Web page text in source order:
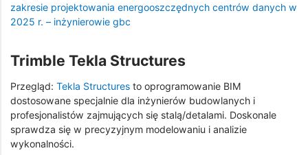
zakresie projektowania energooszczędnych centrów danych w
2025 r. – inżynierowie gbc
Trimble Tekla Structures
Przegląd: Tekla Structures to oprogramowanie BIM
dostosowane specjalnie dla inżynierów budowlanych i
profesjonalistów zajmujących się stalą/detalami. Doskonale
sprawdza się w precyzyjnym modelowaniu i analizie
wykonalności.